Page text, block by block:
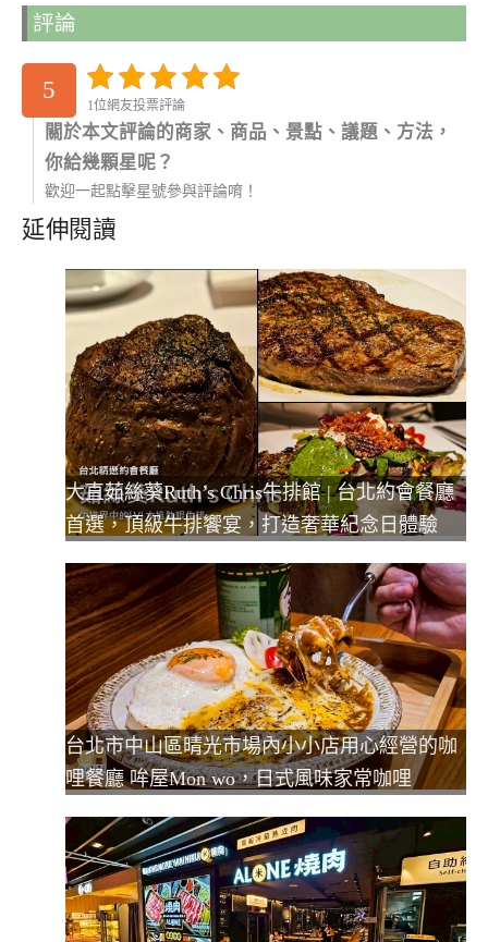
評論
5
1位網友投票評論
關於本文評論的商家、商品、景點、議題、方法，
你給幾顆星呢？
歡迎一起點擊星號參與評論唷！
延伸閱讀
大直茹絲葵Ruth’s Chris牛排館 | 台北約會餐廳
首選，頂級牛排饗宴，打造奢華紀念日體驗
台北市中山區晴光市場內小小店用心經營的咖
哩餐廳 哞屋Mon wo，日式風味家常咖哩